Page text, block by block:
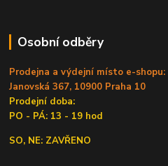
Osobní odběry
Prodejna a výdejní místo e-shopu:
Janovská 367, 10900 Praha 10
Prodejní doba:
PO - PÁ: 13 - 19 hod
SO, NE: ZAVŘENO